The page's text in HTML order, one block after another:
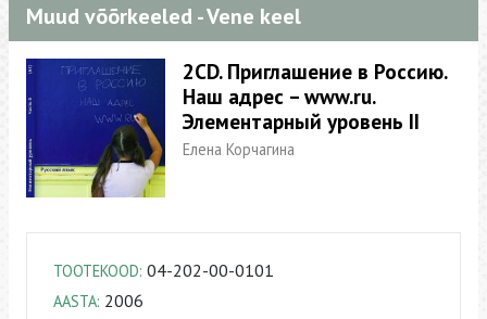
Muud võõrkeeled - Vene keel
2CD. Приглашение в Россию.
Наш адрес – www.ru.
Элементарный уровень II
Елена Корчагина
TOOTEKOOD: 04-202-00-0101
AASTA: 2006